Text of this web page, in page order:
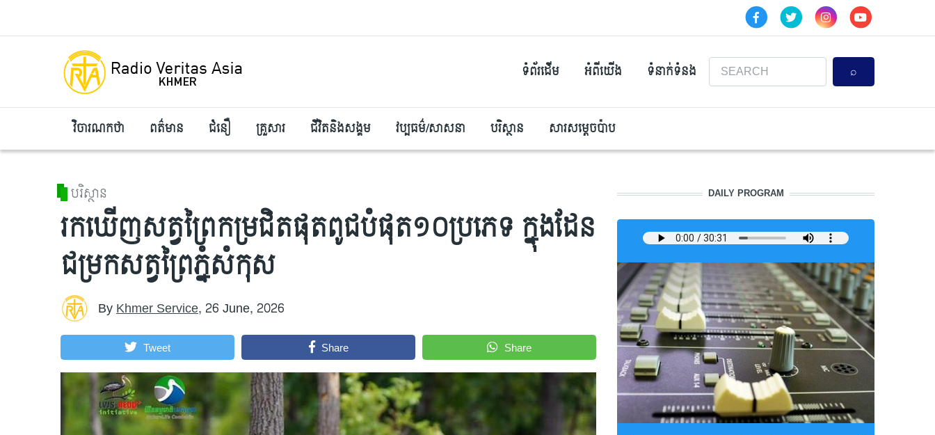
ទំព័រដើម អំពីយើង ទំនាក់ទំនង Search
វិចារណកថា ពត៌មាន ជំនឿ គ្រួសារ ជីវិតនិងសង្គម វប្បធម៌/សាសនា បរិស្ថាន សារសម្តេចប៉ាប
បរិស្ថាន
រកឃើញសត្វព្រៃកម្រជិតផុតពូជបំផុត១០ប្រភេទ ក្នុងដែន
ជម្រកសត្វព្រៃភ្នំសំកុស
ByKhmer Service, 26 June, 2026
Tweet Share Share
DAILY PROGRAM